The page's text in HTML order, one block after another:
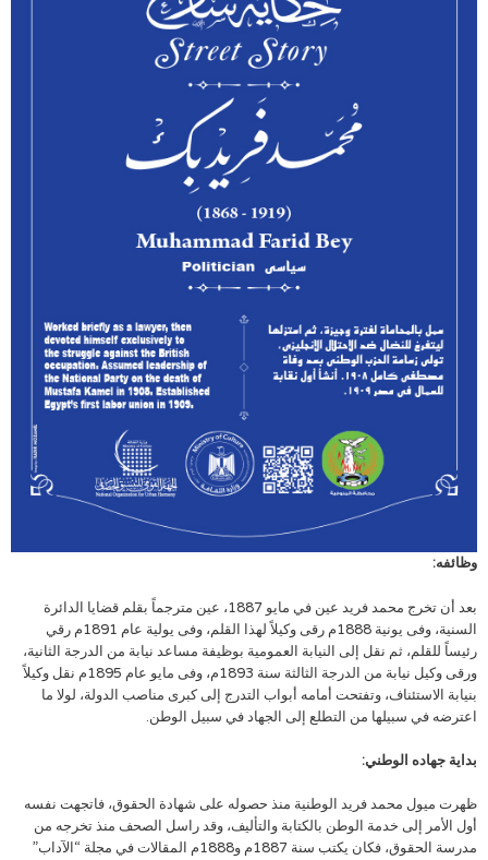
وظائفه:
بعد أن تخرج محمد فريد عين في مايو 1887، عين مترجماً بقلم قضايا الدائرة
السنية، وفى يونية 1888م رقى وكيلاً لهذا القلم، وفى يولية عام 1891م رقي
رئيساً للقلم، ثم نقل إلى النيابة العمومية بوظيفة مساعد نيابة من الدرجة الثانية،
ورقى وكيل نيابة من الدرجة الثالثة سنة 1893م، وفى مايو عام 1895م نقل وكيلاً
بنيابة الاستئناف، وتفتحت أمامه أبواب التدرج إلى كبرى مناصب الدولة، لولا ما
اعترضه في سبيلها من التطلع إلى الجهاد في سبيل الوطن.
بداية جهاده الوطني:
ظهرت ميول محمد فريد الوطنية منذ حصوله على شهادة الحقوق، فاتجهت نفسه
أول الأمر إلى خدمة الوطن بالكتابة والتأليف، وقد راسل الصحف منذ تخرجه من
مدرسة الحقوق، فكان يكتب سنة 1887م و1888م المقالات في مجلة “الآداب”